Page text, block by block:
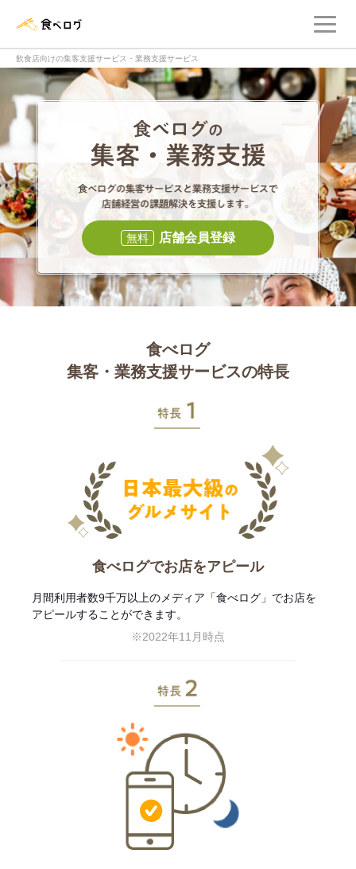
飲食店向けの集客支援サービス・業務支援サービス
食べログの集客
食べログの集
無料 店舗会員登録
食べログ
集客・業務支援サービスの特長
食べログでお店をアピール
月間利用者数9千万以上のメディア「食べログ」でお店を
アピールすることができます。
※2022年11月時点